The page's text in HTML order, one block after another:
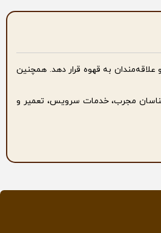
علاقه‌مندان به قهوه قرار دهد. همچنین
مجرب، خدمات سرویس، تعمیر و
است.